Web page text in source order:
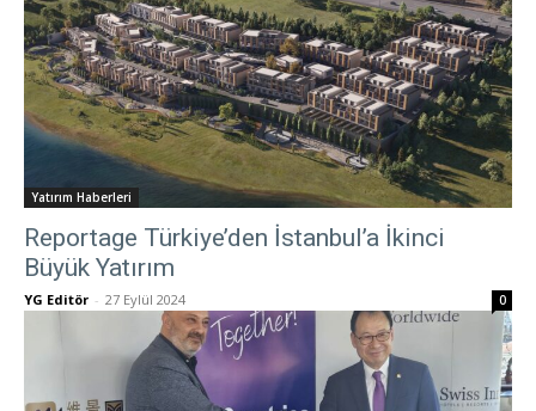
Yatırım Haberleri
Reportage Türkiye’den İstanbul’a İkinci
Büyük Yatırım
YG Editör - 27 Eylül 2024 0